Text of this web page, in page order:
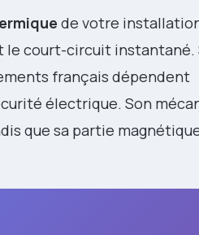
de votre
le court-circuit instantané.
français dépendent
électrique. Son
que sa partie